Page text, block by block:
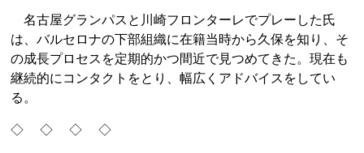
名古屋グランパスと川崎フロンターレでプレーした氏
は、バルセロナの下部組織に在籍当時から久保を知り、そ
の成長プロセスを定期的かつ間近で見つめてきた。現在も
継続的にコンタクトをとり、幅広くアドバイスをしてい
る。
◇ ◇ ◇ ◇